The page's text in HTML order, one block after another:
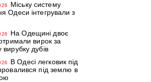
Міську систему
Одеси інтегрували з
На Одещині двоє
отримали вирок за
вирубку дубів
В Одесі легковик під
під землю в